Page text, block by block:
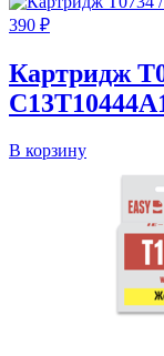
390 ₽
Картридж
В корзину